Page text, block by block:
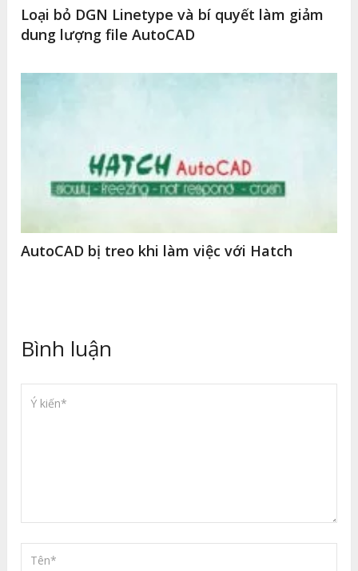
Loại bỏ DGN Linetype và bí quyết làm giảm
dung lượng file AutoCAD
AutoCAD bị treo khi làm việc với Hatch
Bình luận